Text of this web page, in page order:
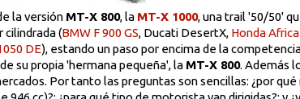
la versión MT-X 800, la MT-X 1000, una trail '50/50'
cilindrada (BMW F 900 GS, Ducati DesertX, Honda
DE), estando un paso por encima de la
su propia 'hermana pequeña', la MT-X 800. Además
Por tanto las preguntas son sencillas: ¿por